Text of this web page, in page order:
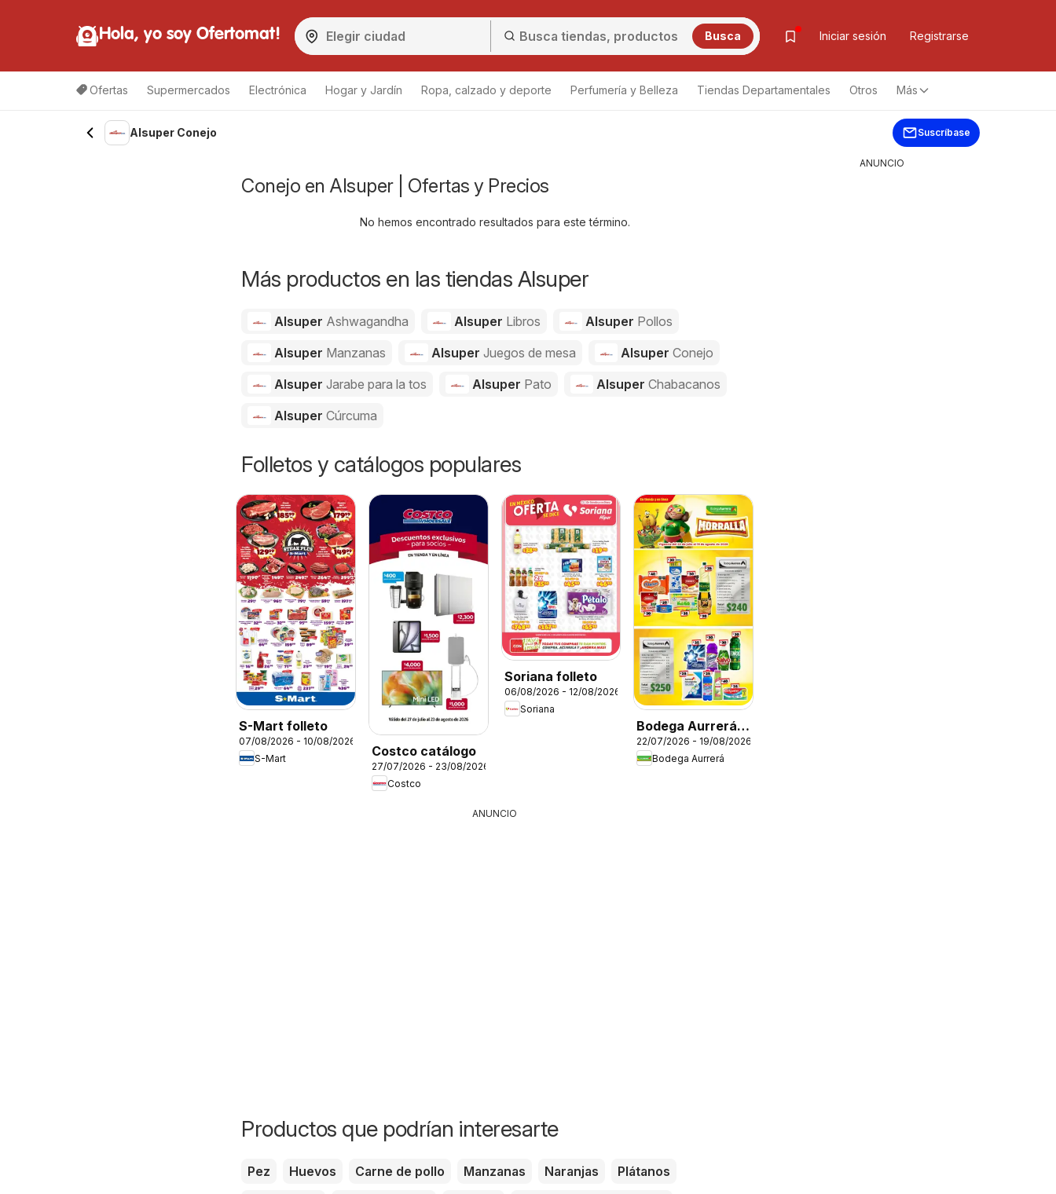
Hola, yo soy Ofertomat! Busca Iniciar sesión Registrarse
Ofertas Supermercados Electrónica Hogar y Jardín Ropa, calzado y deporte Perfumería y Belleza Tiendas Departamentales Otros Más
Alsuper Conejo Suscríbase
Conejo en Alsuper | Ofertas y Precios
No hemos encontrado resultados para este término.
Más productos en las tiendas Alsuper
Alsuper Ashwagandha Alsuper Libros Alsuper Pollos
Alsuper Manzanas Alsuper Juegos de mesa AlsuperConejo
Alsuper Jarabe para la tos Alsuper Pato AlsuperChabacanos
Alsuper Cúrcuma
Folletos y catálogos populares
S-Mart folleto
07/08/2026 - 10/08/2026
S-Mart
Costco catálogo
27/07/2026 - 23/08/2026
Costco
Soriana folleto
06/08/2026 - 12/08/2026
Soriana
Bodega Aurrerá
folleto
22/07/2026 - 19/08/2026
Bodega Aurrerá
ANUNCIO
Productos que podrían interesarte
Pez Huevos Carne de pollo Manzanas Naranjas
Plátanos
ANUNCIO